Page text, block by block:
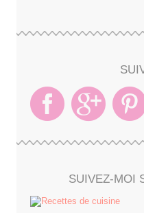
SUIVEZ-MOI